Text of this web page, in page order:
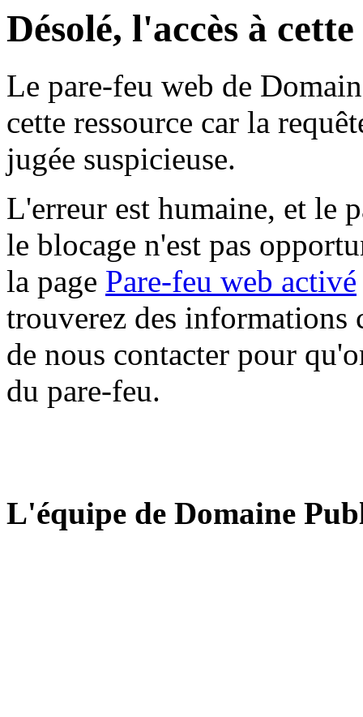
Désolé, l'accès à
Le pare-feu web de
cette ressource car la
jugée suspicieuse.
L'erreur est humaine, et le
le blocage n'est pas
la page Pare-feu web activé
trouverez des informations
de nous contacter pour
du pare-feu.
L'équipe de Domaine